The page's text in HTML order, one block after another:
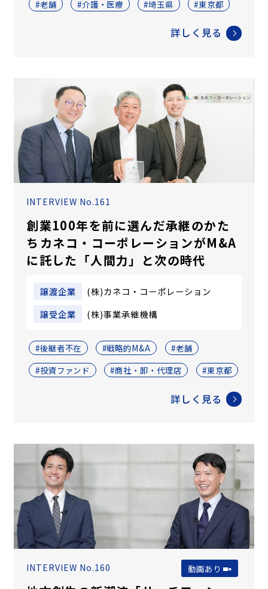
#老舗 #介護・医療 #埼玉県 #東京都
詳しく見る
INTERVIEW No.161
創業100年を前に選んだ承継のかた
ち――カネコ・コーポレーションがM&A
に託した「人間力」と次の時代
譲渡企業
(株)カネコ・コーポレーション
譲受企業
(株)事業承継機構
#後継者不在 #戦略的M&A
#老舗
#投資ファンド
#商社・卸・代理店 #東京都
詳しく見る
INTERVIEW No.160 動画あり